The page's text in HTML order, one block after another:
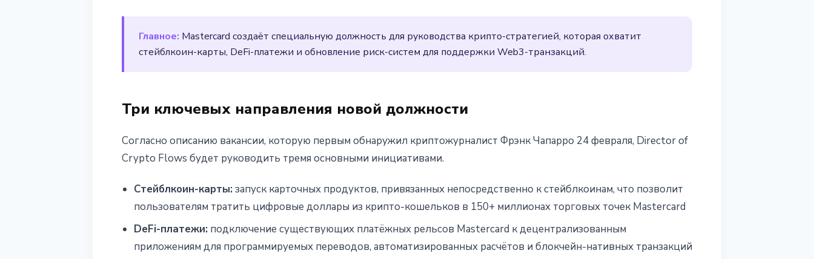
Главное: Mastercard создаёт специальную должность для руководства крипто-стратегией, которая охватит
стейблкоин-карты, DeFi-платежи и обновление риск-систем для поддержки Web3-транзакций.
Три ключевых направления новой должности
Согласно описанию вакансии, которую первым обнаружил криптожурналист Фрэнк Чапарро 24 февраля, Director of
Crypto Flows будет руководить тремя основными инициативами.
Стейблкоин-карты:запуск карточных продуктов, привязанных непосредственно к стейблкоинам, что позволит
пользователям тратить цифровые доллары из крипто-кошельков в 150+ миллионах торговых точек Mastercard
DeFi-платежи: подключение существующих платёжных рельсов Mastercard к децентрализованным
приложениям для программируемых переводов, автоматизированных расчётов и блокчейн-нативных транзакций